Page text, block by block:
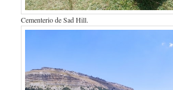
Cementerio de Sad Hill.